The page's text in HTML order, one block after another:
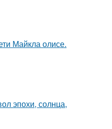
Майкла олисе.
эпохи, солнца,